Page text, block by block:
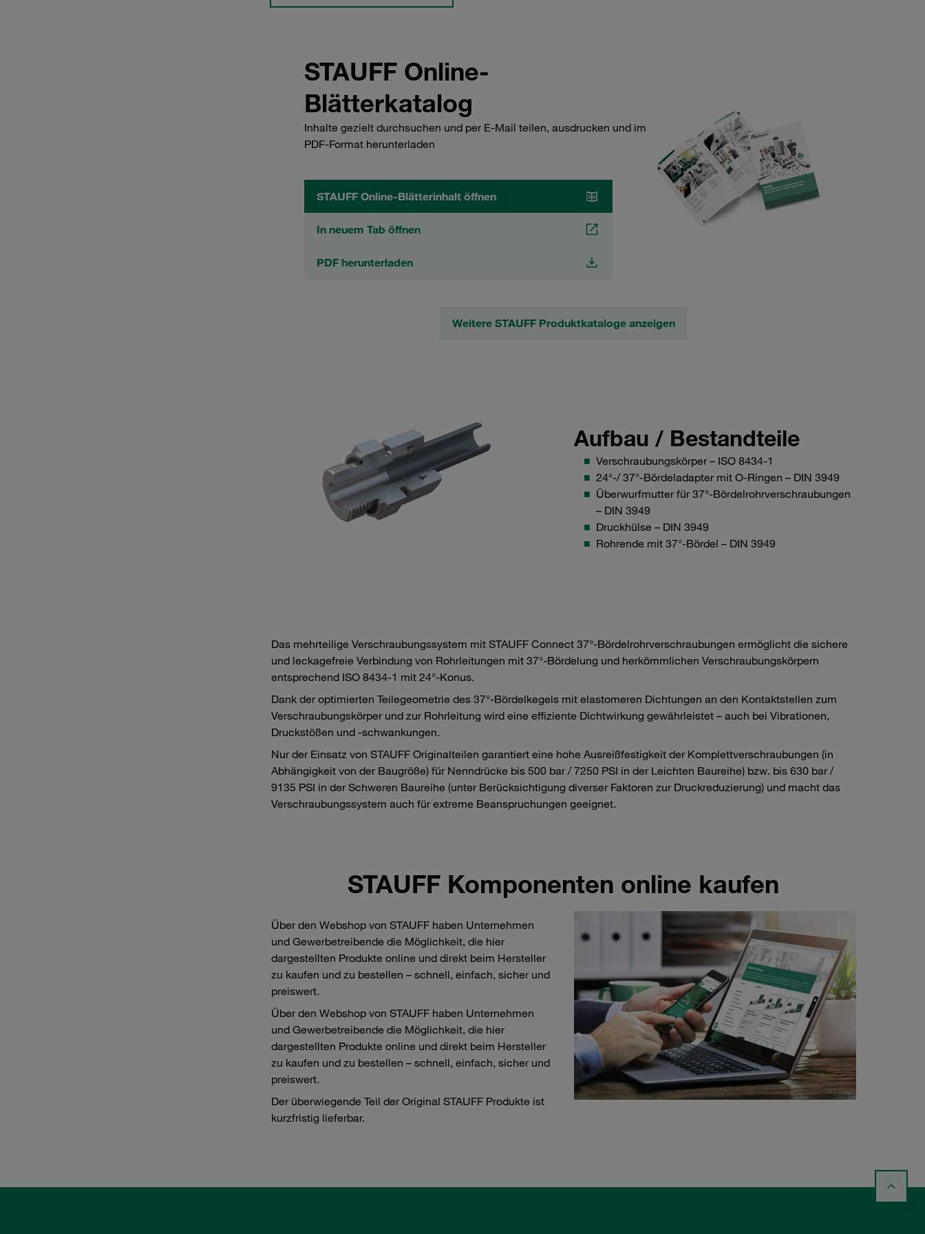
STAUFF Online-
Blätterkatalog
Inhalte gezielt durchsuchen und per E-Mail teilen, ausdrucken und im
PDF-Format herunterladen
STAUFF Online-Blätterinhalt öffnen
In neuem Tab öffnen
PDF herunterladen
Weitere STAUFF Produktkataloge anzeigen
Aufbau / Bestandteile
Verschraubungskörper – ISO 8434-1
24°-/ 37°-Bördeladapter mit O-Ringen – DIN 3949
Überwurfmutter für 37°-Bördelrohrverschraubungen
– DIN 3949
Druckhülse – DIN 3949
Rohrende mit 37°-Bördel – DIN 3949
Das mehrteilige Verschraubungssystem mit STAUFF Connect 37°-Bördelrohrverschraubungen ermöglicht die sichere
und leckagefreie Verbindung von Rohrleitungen mit 37°-Bördelung und herkömmlichen Verschraubungskörpern
entsprechend ISO 8434-1 mit 24°-Konus.
Dank der optimierten Teilegeometrie des 37°-Bördelkegels mit elastomeren Dichtungen an den Kontaktstellen zum
Verschraubungskörper und zur Rohrleitung wird eine effiziente Dichtwirkung gewährleistet – auch bei Vibrationen,
Druckstößen und -schwankungen.
Nur der Einsatz von STAUFF Originalteilen garantiert eine hohe Ausreißfestigkeit der Komplettverschraubungen (in
Abhängigkeit von der Baugröße) für Nenndrücke bis 500 bar / 7250 PSI in der Leichten Baureihe) bzw. bis 630 bar /
9135 PSI in der Schweren Baureihe (unter Berücksichtigung diverser Faktoren zur Druckreduzierung) und macht das
Verschraubungssystem auch für extreme Beanspruchungen geeignet.
STAUFF Komponenten online kaufen
Über den Webshop von STAUFF haben Unternehmen
und Gewerbetreibende die Möglichkeit, die hier
dargestellten Produkte online und direkt beim Hersteller
zu kaufen und zu bestellen – schnell, einfach, sicher und
preiswert.
Über den Webshop von STAUFF haben Unternehmen
und Gewerbetreibende die Möglichkeit, die hier
dargestellten Produkte online und direkt beim Hersteller
zu kaufen und zu bestellen – schnell, einfach, sicher und
preiswert.
Der überwiegende Teil der Original STAUFF Produkte ist
kurzfristig lieferbar.